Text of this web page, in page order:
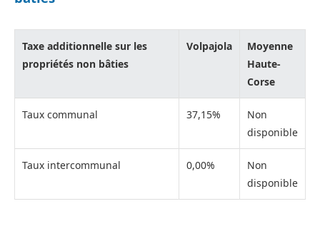
Taxe additionnelle sur les
propriétés non bâties
Volpajola
Moyenne
Haute-
Corse
Taux communal 37,15%
Non
disponible
Taux intercommunal 0,00%
Non
disponible